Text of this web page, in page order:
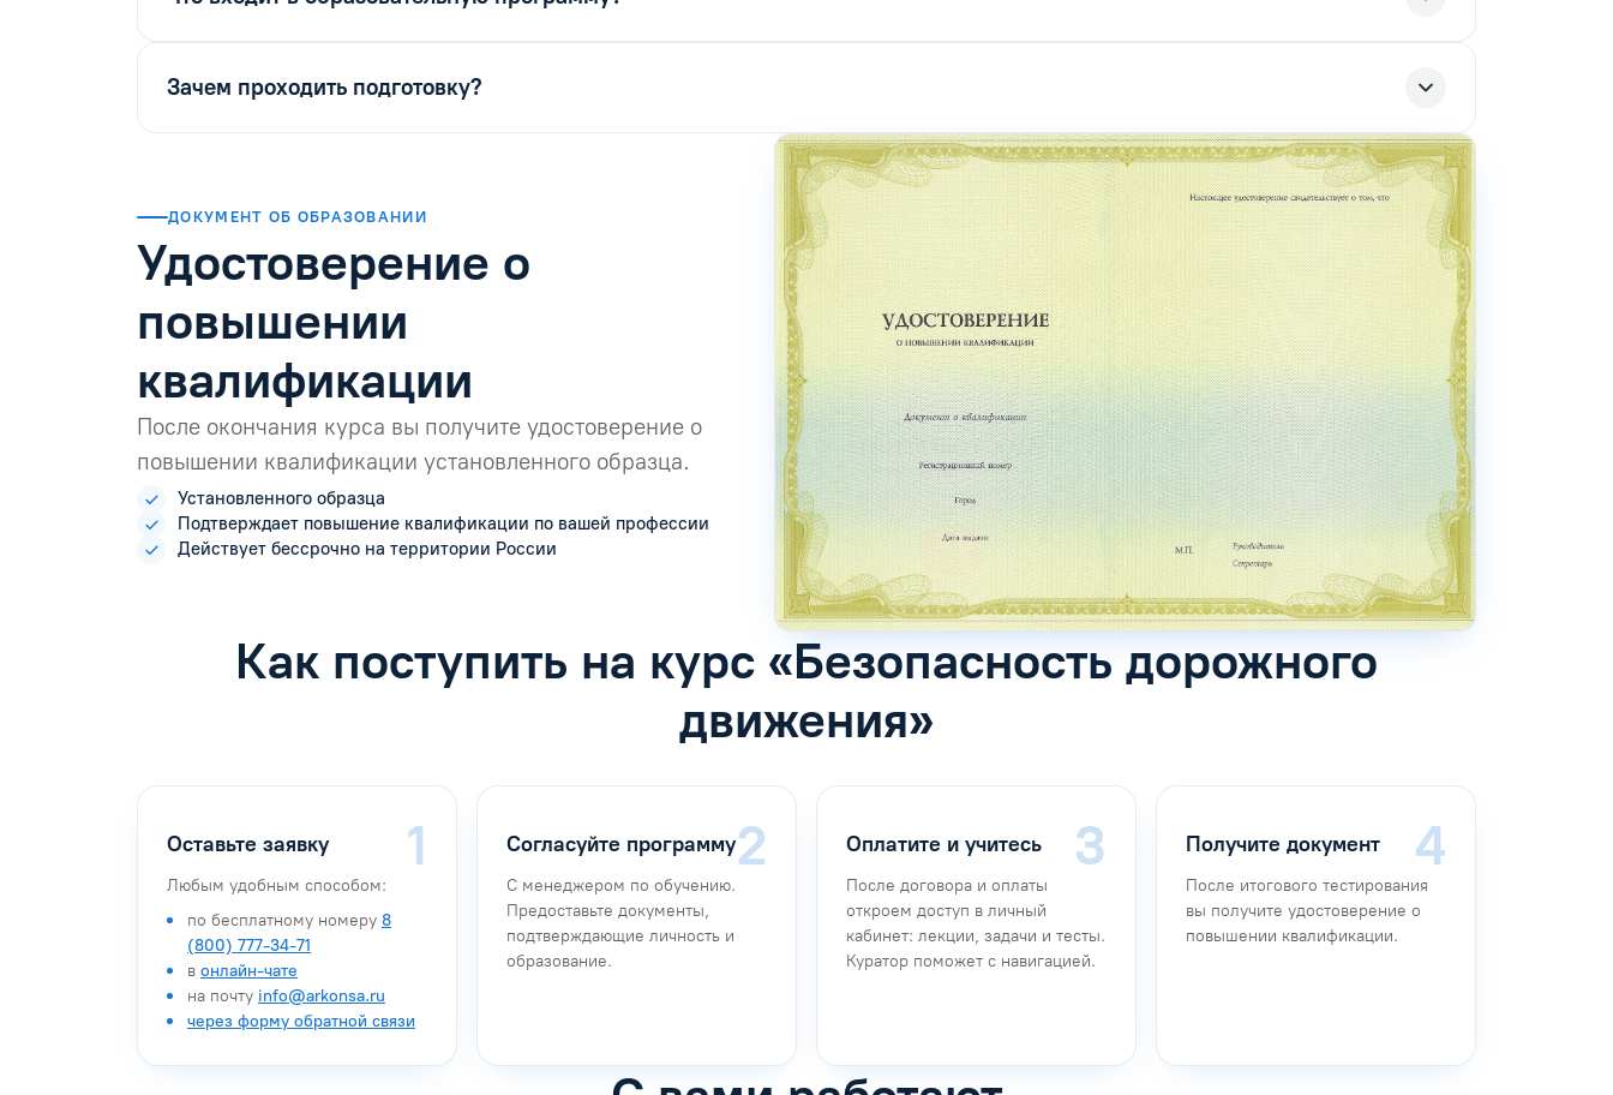
Зачем проходить подготовку?
ДОКУМЕНТ ОБ ОБРАЗОВАНИИ
Удостоверение о
повышении
квалификации
После окончания курса вы получите удостоверение о
повышении квалификации установленного образца.
Установленного образца
Подтверждает повышение квалификации по вашей профессии
Действует бессрочно на территории России
Как поступить на курс «Безопасность дорожного
движения»
Оставьте заявку
Любым удобным способом:
по бесплатному номеру 8
(800) 777-34-71
в онлайн-чате
на почту info@arkonsa.ru
через форму обратной связи
Согласуйте программу
С менеджером по обучению.
Предоставьте документы,
подтверждающие личность и
образование.
Оплатите и учитесь
После договора и оплаты
откроем доступ в личный
кабинет: лекции, задачи и тесты.
Куратор поможет с навигацией.
Получите документ
После итогового тестирования
вы получите удостоверение о
повышении квалификации.